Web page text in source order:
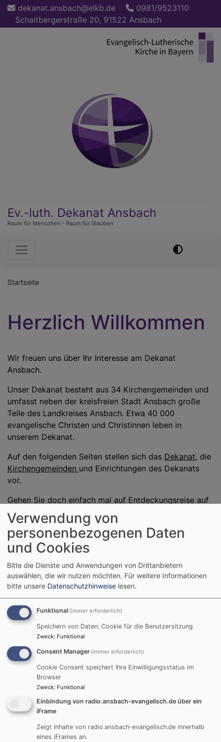
Direkt
Inhalt
dekanat.ansbach@elkb.de
0981/9523110
Schaitbergerstraße 20, 91522 Ansbach
Ev.-luth. Dekanat Ansbach
Raum für Menschen - Raum für Glauben
Hauptnavigation
Startseite
Herzlich Willkommen
Wir freuen uns über Ihr Interesse am Dekanat
Ansbach.
Unser Dekanat besteht aus 34 Kirchengemeinden und
umfasst neben der kreisfreien Stadt Ansbach große
Teile des Landkreises Ansbach. Etwa 40 000
evangelische Christen und Christinnen leben in
unserem Dekanat.
Auf den folgenden Seiten stellen sich das Dekanat, die
Kirchengemeinden und Einrichtungen des Dekanats
vor.
Gehen Sie doch einfach mal auf Entdeckungsreise auf
unseren Seiten und lassen sich überraschen.
Entdecken Sie die vielfältigen
Angebote in unserem Dekanat
GLAUBE UND LEBEN
Verwendung von
personenbezogenen Daten
und Cookies
Bitte die Dienste und Anwendungen von Drittanbietern
auswählen, die wir nutzen möchten. Für weitere Informationen
bitte unsere Datenschutzhinweise lesen.
Funktional (immer erforderlich)
Speichern von Daten: Cookie für die Benutzersitzung
Zweck: Funktional
Consent Manager (immer erforderlich)
Cookie Consent speichert Ihre Einwilligungsstatus im
Browser
Zweck: Funktional
Einbindung von radio.ansbach-evangelisch.de über ein
iFrame
Zeigt Inhalte von radio.ansbach-evangelisch.de innerhalb
eines iFrames an.